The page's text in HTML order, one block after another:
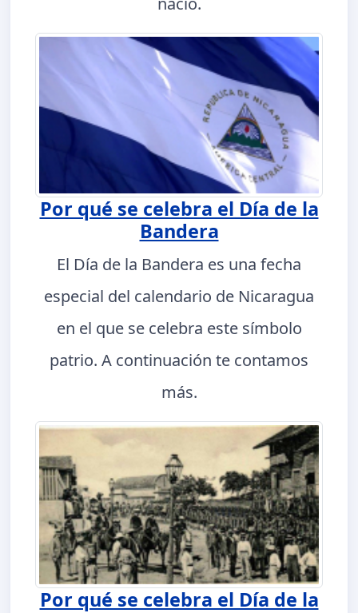
Por qué se celebra el Día de la
Bandera
El Día de la Bandera es una fecha
especial del calendario de Nicaragua
en el que se celebra este símbolo
patrio. A continuación te contamos
más.
Por qué se celebra el Día de la